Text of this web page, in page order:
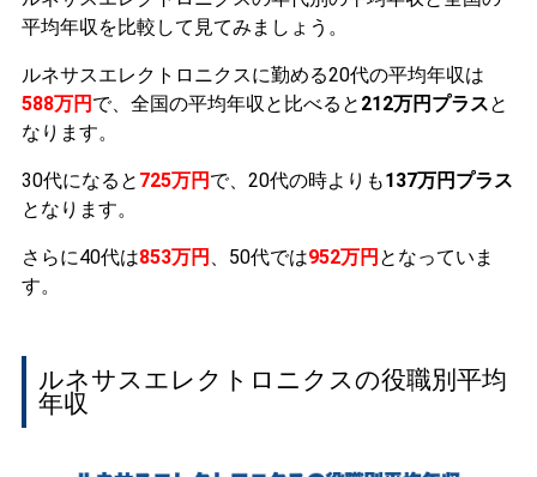
平均年収を比較して見てみましょう。
ルネサスエレクトロニクスに勤める20代の平均年収は
588万円 で、全国の平均年収と比べると 212万円プラスと
なります。
30代になると 725万円 で、20代の時よりも137万円プラス
となります。
さらに40代は853万円 、50代では952万円 となっていま
す。
ルネサスエレクトロニクスの役職別平均
年収